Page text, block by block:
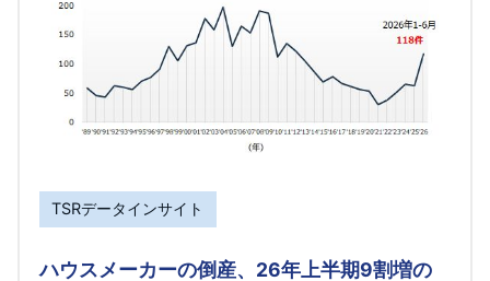
TSRデータインサイト
ハウスメーカーの倒産、26年上半期9割増の